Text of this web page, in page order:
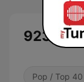
923魅力
Pop / Top 40